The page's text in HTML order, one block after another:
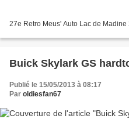
27e Retro Meus' Auto Lac de Madine
Buick Skylark GS
Publié le 15/05/2013 à 08:17
Par oldiesfan67